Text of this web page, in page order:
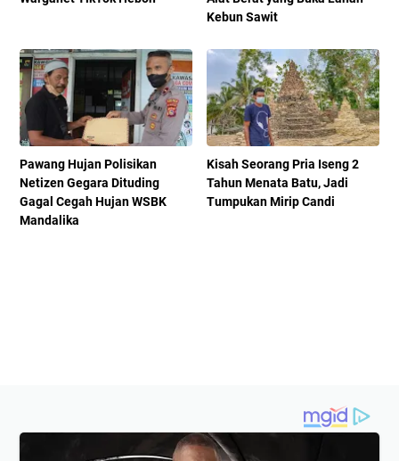
Kebun Sawit
Pawang Hujan Polisikan
Netizen Gegara Dituding
Gagal Cegah Hujan WSBK
Mandalika
Kisah Seorang Pria Iseng 2
Tahun Menata Batu, Jadi
Tumpukan Mirip Candi